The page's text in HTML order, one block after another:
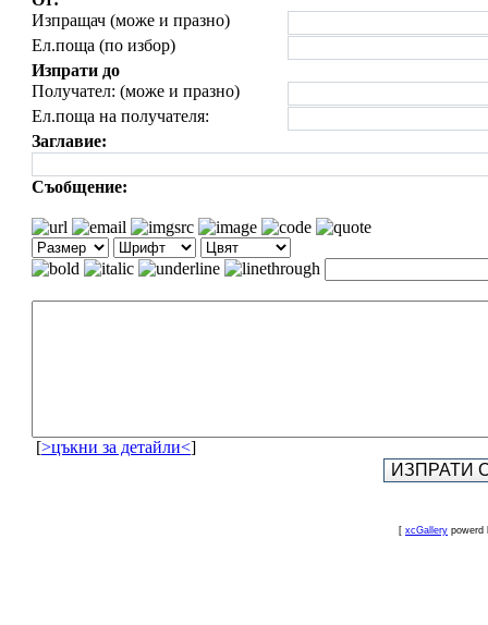
Изпращач (може и празно)
Ел.поща (по избор)
Изпрати до
Получател: (може и празно)
Ел.поща на получателя:
Заглавие:
Съобщение:
[>цъкни за детайли<]
[ xcGallery